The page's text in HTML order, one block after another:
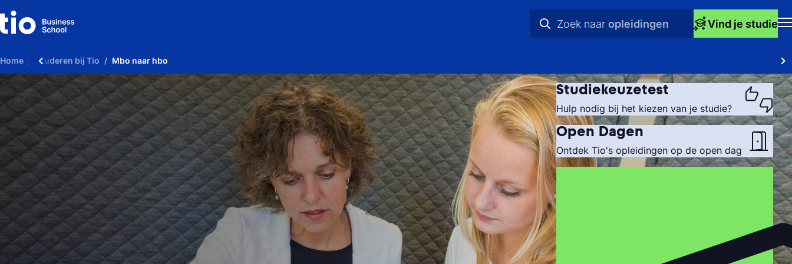
Zoek naar opleidingen
videos
opleidingen
Vind je studie
bij
Home Studeren bij Tio Mbo naar hbo
Studiekeuzetest
Hulp nodig bij het kiezen van je studie?
Open Dagen
Ontdek Tio's opleidingen op de open dag